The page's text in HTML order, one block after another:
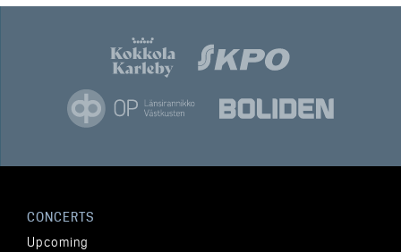
CONCERTS
Upcoming